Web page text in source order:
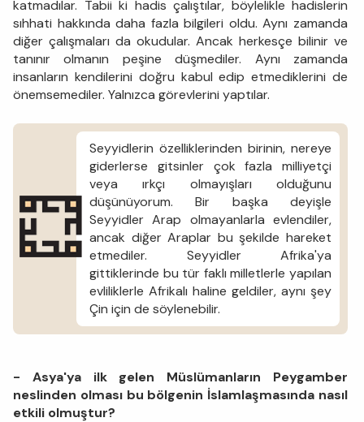
katmadılar. Tabii ki hadis çalıştılar, böylelikle hadislerin
sıhhati hakkında daha fazla bilgileri oldu. Aynı zamanda
diğer çalışmaları da okudular. Ancak herkesçe bilinir ve
tanınır olmanın peşine düşmediler. Aynı zamanda
insanların kendilerini doğru kabul edip etmediklerini de
önemsemediler. Yalnızca görevlerini yaptılar.
Seyyidlerin özelliklerinden birinin, nereye
giderlerse gitsinler çok fazla milliyetçi
veya ırkçı olmayışları olduğunu
düşünüyorum. Bir başka deyişle
Seyyidler Arap olmayanlarla evlendiler,
ancak diğer Araplar bu şekilde hareket
etmediler. Seyyidler Afrika'ya
gittiklerinde bu tür faklı milletlerle yapılan
evliliklerle Afrikalı haline geldiler, aynı şey
Çin için de söylenebilir.
- Asya'ya ilk gelen Müslümanların Peygamber
neslinden olması bu bölgenin İslamlaşmasında nasıl
etkili olmuştur?